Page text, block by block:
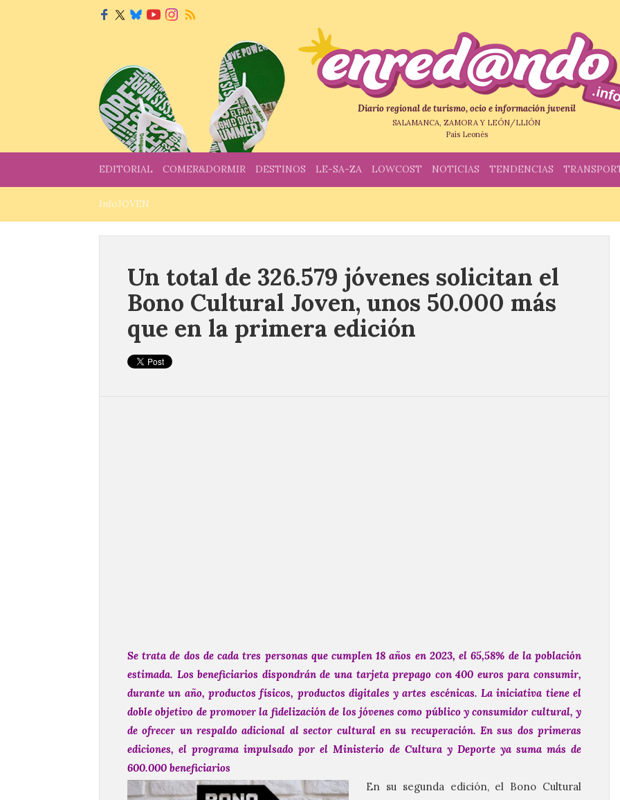
Diario regional de turismo, ocio e información juvenil
SALAMANCA, ZAMORA Y LEÓN/LLIÓN
País Leonés
EDITORIAL COMER&DORMIR DESTINOS LE-SA-ZA LOWCOST NOTICIAS TENDENCIAS
InfoJOVEN
Un total de 326.579 jóvenes solicitan el
Bono Cultural Joven, unos 50.000 más
que en la primera edición
Se trata de dos de cada tres personas que cumplen 18 años en 2023, el 65,58% de la población
estimada. Los beneficiarios dispondrán de una tarjeta prepago con 400 euros para consumir,
durante un año, productos físicos, productos digitales y artes escénicas.La iniciativa tiene el
doble objetivo de promover la fidelización de los jóvenes como público y consumidor cultural, y
de ofrecer un respaldo adicional al sector cultural en su recuperación. En sus dos primeras
ediciones, el programa impulsado por el Ministerio de Cultura y Deporte ya suma más de
600.000 beneficiarios
En su segunda edición, el Bono Cultural